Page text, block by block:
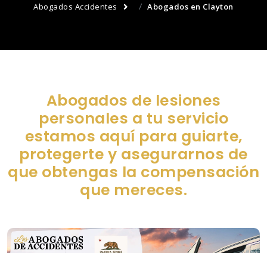
Abogados Accidentes Abogados en Clayton
Abogados de lesiones
personales a tu servicio
estamos aquí para guiarte,
protegerte y asegurarnos de
que obtengas la compensación
que mereces.